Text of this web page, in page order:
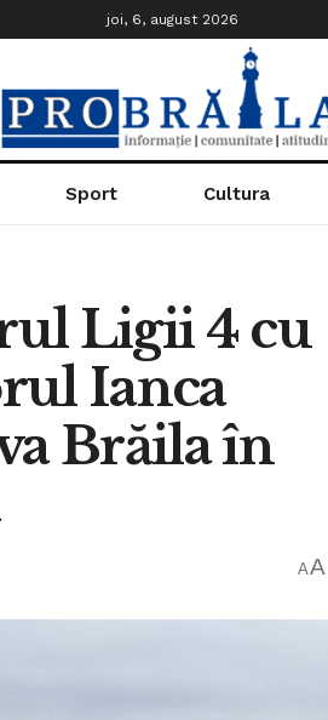
joi, 6, august 2026
Sport Cultura
Ligii 4 cu
Ianca
Brăila în
AA